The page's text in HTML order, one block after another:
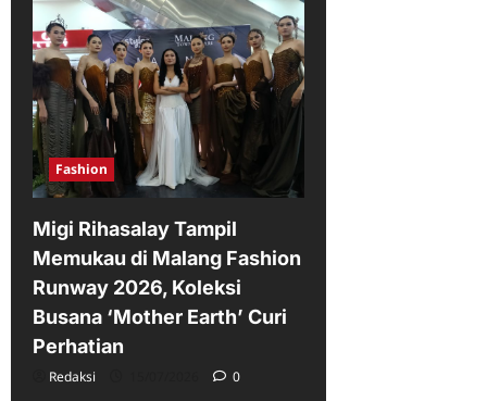
Fashion
Migi Rihasalay Tampil
Memukau di Malang Fashion
Runway 2026, Koleksi
Busana ‘Mother Earth’ Curi
Perhatian
Redaksi 0